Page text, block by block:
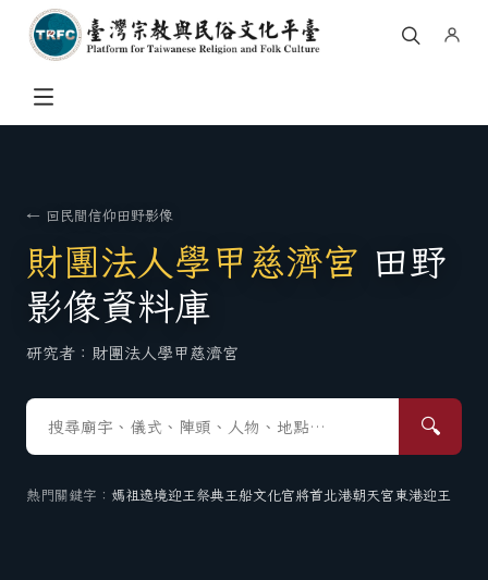
← 回民間信仰田野影像
財團法人學甲慈濟宮 田野
影像資料庫
研究者： 財團法人學甲慈濟宮
🔍
熱門關鍵字： 媽祖遶境迎王祭典王船文化官將首北港朝天宮 東港迎王